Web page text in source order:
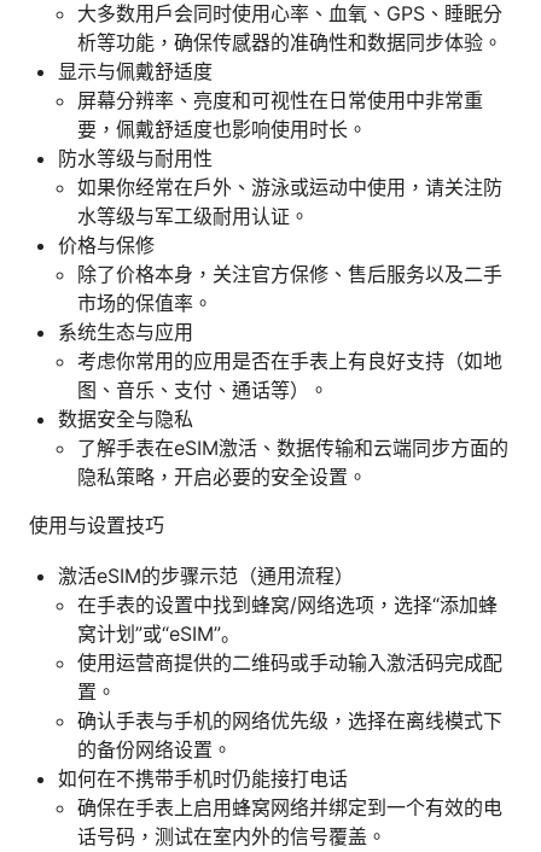
大多数用户会同时使用心率、血氧、GPS、睡眠分
析等功能，确保传感器的准确性和数据同步体验。
显示与佩戴舒适度
屏幕分辨率、亮度和可视性在日常使用中非常重
要，佩戴舒适度也影响使用时长。
防水等级与耐用性
如果你经常在户外、游泳或运动中使用，请关注防
水等级与军工级耐用认证。
价格与保修
除了价格本身，关注官方保修、售后服务以及二手
市场的保值率。
系统生态与应用
考虑你常用的应用是否在手表上有良好支持（如地
图、音乐、支付、通话等）。
数据安全与隐私
了解手表在eSIM激活、数据传输和云端同步方面的
隐私策略，开启必要的安全设置。
使用与设置技巧
激活eSIM的步骤示范（通用流程）
在手表的设置中找到蜂窝/网络选项，选择“添加蜂
窝计划”或“eSIM”。
使用运营商提供的二维码或手动输入激活码完成配
置。
确认手表与手机的网络优先级，选择在离线模式下
的备份网络设置。
如何在不携带手机时仍能接打电话
确保在手表上启用蜂窝网络并绑定到一个有效的电
话号码，测试在室内外的信号覆盖。